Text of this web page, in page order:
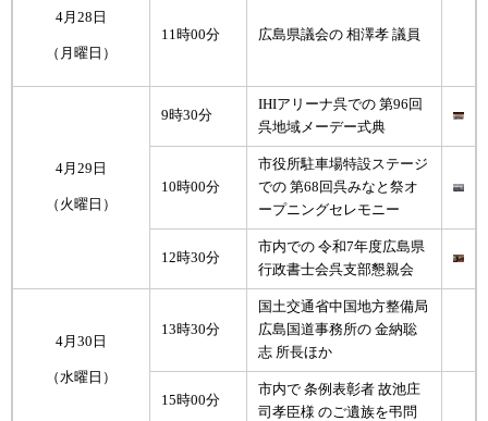
4月28日
（月曜日）
11時00分 広島県議会の 相澤孝 議員
4月29日
（火曜日）
9時30分
IHIアリーナ呉での 第96回
呉地域メーデー式典
10時00分
市役所駐車場特設ステージ
での 第68回呉みなと祭オ
ープニングセレモニー
12時30分
市内での 令和7年度広島県
行政書士会呉支部懇親会
4月30日
（水曜日）
13時30分
国土交通省中国地方整備局
広島国道事務所の 金納聡
志 所長ほか
15時00分
市内で 条例表彰者 故池庄
司孝臣様 のご遺族を弔問